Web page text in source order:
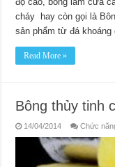
cháy hay còn gọi là
sản phẩm từ đá
Read More »
Bông thủy tinh
14/04/2014 Chức